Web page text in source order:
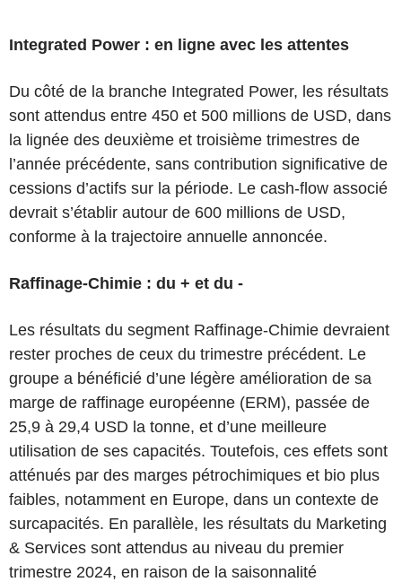
Integrated Power : en ligne avec les attentes
Du côté de la branche Integrated Power, les résultats
sont attendus entre 450 et 500 millions de USD, dans
la lignée des deuxième et troisième trimestres de
l’année précédente, sans contribution significative de
cessions d’actifs sur la période. Le cash-flow associé
devrait s’établir autour de 600 millions de USD,
conforme à la trajectoire annuelle annoncée.
Raffinage-Chimie : du + et du -
Les résultats du segment Raffinage-Chimie devraient
rester proches de ceux du trimestre précédent. Le
groupe a bénéficié d’une légère amélioration de sa
marge de raffinage européenne (ERM), passée de
25,9 à 29,4 USD la tonne, et d’une meilleure
utilisation de ses capacités. Toutefois, ces effets sont
atténués par des marges pétrochimiques et bio plus
faibles, notamment en Europe, dans un contexte de
surcapacités. En parallèle, les résultats du Marketing
& Services sont attendus au niveau du premier
trimestre 2024, en raison de la saisonnalité